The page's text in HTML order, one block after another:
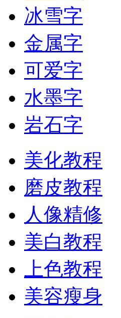
冰雪字
金属字
可爱字
水墨字
岩石字
美化教程
磨皮教程
人像精修
美白教程
上色教程
美容瘦身